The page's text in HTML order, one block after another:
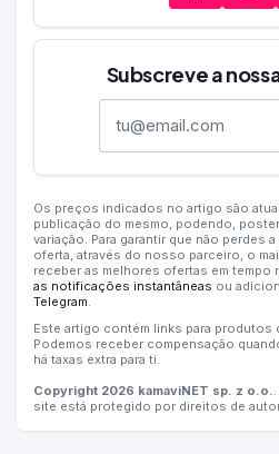
Subscreve a
Os preços indicados no artigo são
publicação do mesmo, podendo,
variação. Para garantir que não perdes
oferta, através do nosso parceiro, o
receber as melhores ofertas em tempo
as notificações instantâneas ou
Telegram
Este artigo contém links para produtos
Podemos receber compensação
há taxas extra para ti.
Copyright 2026 kamaviNET sp. z o.o.
site está protegido por direitos de